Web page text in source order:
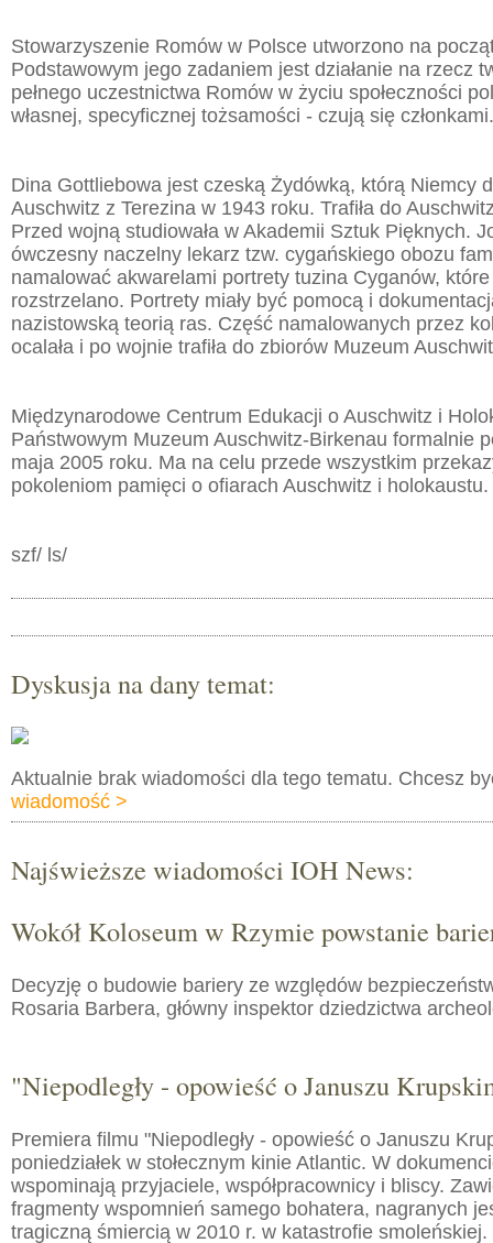
Stowarzyszenie Romów w Polsce utworzono na
Podstawowym jego zadaniem jest działanie na rzecz
pełnego uczestnictwa Romów w życiu społeczności
własnej, specyficznej tożsamości - czują się członkami.
Dina Gottliebowa jest czeską Żydówką, którą Niemcy
Auschwitz z Terezina w 1943 roku. Trafiła do
Przed wojną studiowała w Akademii Sztuk Pięknych.
ówczesny naczelny lekarz tzw. cygańskiego obozu
namalować akwarelami portrety tuzina Cyganów,
rozstrzelano. Portrety miały być pomocą i
nazistowską teorią ras. Część namalowanych przez
ocalała i po wojnie trafiła do zbiorów Muzeum
Międzynarodowe Centrum Edukacji o Auschwitz i
Państwowym Muzeum Auschwitz-Birkenau formalnie
maja 2005 roku. Ma na celu przede wszystkim
pokoleniom pamięci o ofiarach Auschwitz i holokaustu.
szf/ ls/
Dyskusja na dany temat:
Aktualnie brak wiadomości dla tego tematu. Chcesz
wiadomość >
Najświeższe wiadomości IOH News:
Wokół Koloseum w Rzymie powstanie
Decyzję o budowie bariery ze względów
Rosaria Barbera, główny inspektor dziedzictwa
"Niepodległy - opowieść o Januszu
Premiera filmu "Niepodległy - opowieść o Januszu
poniedziałek w stołecznym kinie Atlantic. W
wspominają przyjaciele, współpracownicy i bliscy.
fragmenty wspomnień samego bohatera, nagranych
tragiczną śmiercią w 2010 r. w katastrofie smoleńskiej.